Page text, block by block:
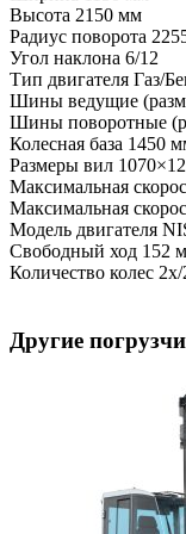
Высота 2150 мм
Радиус поворота
Угол наклона 6/12
Тип двигателя Газ/
Шины ведущие
Шины поворотные
Колесная база 1450
Размеры вил
Максимальная
Максимальная
Модель двигателя
Свободный ход 152
Количество колес 2x/
Другие